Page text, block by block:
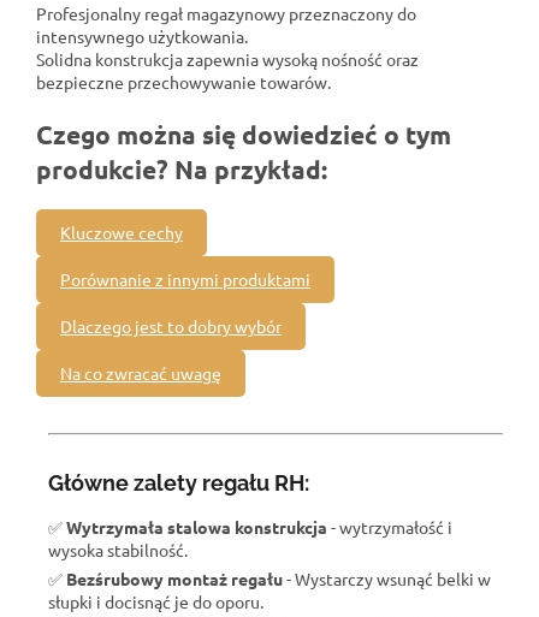
Profesjonalny regał magazynowy przeznaczony do
intensywnego użytkowania.
Solidna konstrukcja zapewnia wysoką nośność oraz
bezpieczne przechowywanie towarów.
Czego można się dowiedzieć o tym
produkcie? Na przykład:
Kluczowe cechy
Porównanie z innymi produktami
Dlaczego jest to dobry wybór
Na co zwracać uwagę
Główne zalety regału RH:
✅Wytrzymała stalowa konstrukcja - wytrzymałość i
wysoka stabilność.
✅ Bezśrubowy montaż regału- Wystarczy wsunąć belki w
słupki i docisnąć je do oporu.